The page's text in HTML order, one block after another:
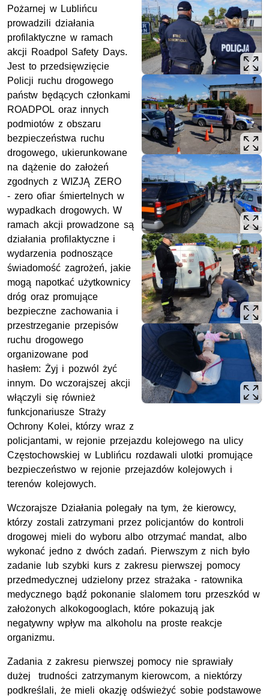
Pożarnej w Lublińcu
prowadzili działania
profilaktyczne w ramach
akcji Roadpol Safety Days.
Jest to przedsięwzięcie
Policji ruchu drogowego
państw będących członkami
ROADPOL oraz innych
podmiotów z obszaru
bezpieczeństwa ruchu
drogowego, ukierunkowane
na dążenie do założeń
zgodnych z WIZJĄ ZERO
- zero ofiar śmiertelnych w
wypadkach drogowych. W
ramach akcji prowadzone są
działania profilaktyczne i
wydarzenia podnoszące
świadomość zagrożeń, jakie
mogą napotkać użytkownicy
dróg oraz promujące
bezpieczne zachowania i
przestrzeganie przepisów
ruchu drogowego
organizowane pod
hasłem: Żyj i pozwól żyć
innym. Do wczorajszej akcji
włączyli się również
funkcjonariusze Straży
Ochrony Kolei, którzy wraz z
policjantami, w rejonie przejazdu kolejowego na ulicy
Częstochowskiej w Lublińcu rozdawali ulotki promujące
bezpieczeństwo w rejonie przejazdów kolejowych i
terenów kolejowych.
Wczorajsze Działania polegały na tym, że kierowcy,
którzy zostali zatrzymani przez policjantów do kontroli
drogowej mieli do wyboru albo otrzymać mandat, albo
wykonać jedno z dwóch zadań. Pierwszym z nich było
zadanie lub szybki kurs z zakresu pierwszej pomocy
przedmedycznej udzielony przez strażaka - ratownika
medycznego bądź pokonanie slalomem toru przeszkód w
założonych alkokogooglach, które pokazują jak
negatywny wpływ ma alkoholu na proste reakcje
organizmu.
Zadania z zakresu pierwszej pomocy nie sprawiały
dużej trudności zatrzymanym kierowcom, a niektórzy
podkreślali, że mieli okazję odświeżyć sobie podstawowe